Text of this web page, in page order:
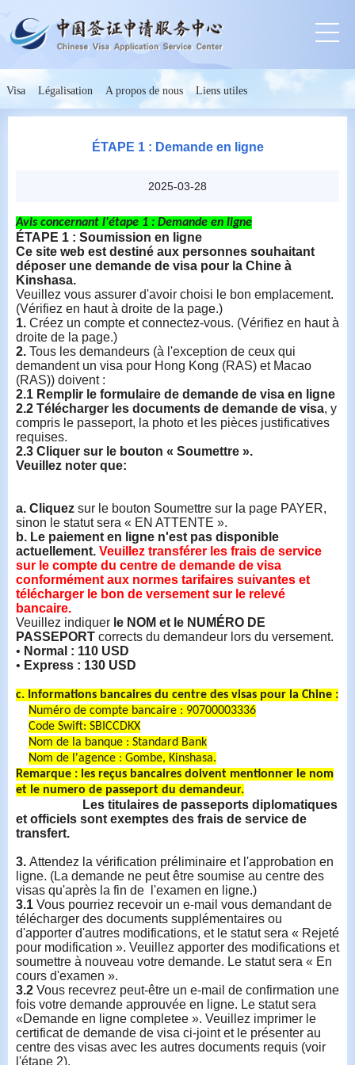
Visa Légalisation A propos de nous Liens utiles
ÉTAPE 1 : Demande en ligne
2025-03-28
Avis concernant l'étape 1 : Demande en ligne
ÉTAPE 1 : Soumission en ligne
Ce site web est destiné aux personnes souhaitant
déposer une demande de visa pour la Chine à
Kinshasa.
Veuillez vous assurer d'avoir choisi le bon emplacement.
(Vérifiez en haut à droite de la page.)
1. Créez un compte et connectez-vous. (Vérifiez en haut à
droite de la page.)
2. Tous les demandeurs (à l'exception de ceux qui
demandent un visa pour Hong Kong (RAS) et Macao
(RAS)) doivent :
2.1 Remplir le formulaire de demande de visa en ligne
2.2 Télécharger les documents de demande de visa, y
compris le passeport, la photo et les pièces justificatives
requises.
2.3 Cliquer sur le bouton « Soumettre ».
Veuillez noter que:
a. Cliquez sur le bouton Soumettre sur la page PAYER,
sinon le statut sera « EN ATTENTE ».
b. Le paiement en ligne n'est pas disponible
actuellement. Veuillez transférer les frais de service
sur le compte du centre de demande de visa
conformément aux normes tarifaires suivantes et
télécharger le bon de versement sur le relevé
bancaire.
Veuillez indiquer le NOM et le NUMÉRO DE
PASSEPORT corrects du demandeur lors du versement.
• Normal : 110 USD
• Express : 130 USD
c. Informations bancaires du centre des visas pour la Chine :
Numéro de compte bancaire : 90700003336
Code Swift: SBICCDKX
Nom de la banque : Standard Bank
Nom de l'agence : Gombe, Kinshasa.
Remarque : les reçus bancaires doivent mentionner le nom
et le numero de passeport du demandeur.
Les titulaires de passeports diplomatiques
et officiels sont exemptes des frais de service de
transfert.
3. Attendez la vérification préliminaire et l'approbation en
ligne. (La demande ne peut être soumise au centre des
visas qu'après la fin de l'examen en ligne.)
3.1 Vous pourriez recevoir un e-mail vous demandant de
télécharger des documents supplémentaires ou
d'apporter d'autres modifications, et le statut sera « Rejeté
pour modification ». Veuillez apporter des modifications et
soumettre à nouveau votre demande. Le statut sera « En
cours d'examen ».
3.2 Vous recevrez peut-être un e-mail de confirmation une
fois votre demande approuvée en ligne. Le statut sera
«Demande en ligne completee ». Veuillez imprimer le
certificat de demande de visa ci-joint et le présenter au
centre des visas avec les autres documents requis (voir
l'étape 2).